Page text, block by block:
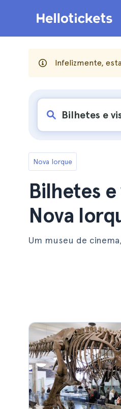
Infelizmente,
Nova Iorque
Bilhetes e
Nova
Um museu de